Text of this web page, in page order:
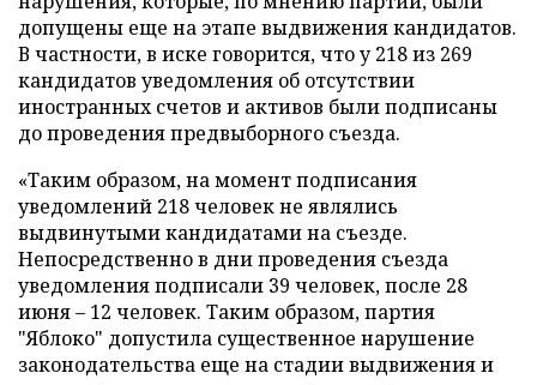
допущены еще на этапе выдвижения кандидатов.
В частности, в иске говорится, что у 218 из 269
кандидатов уведомления об отсутствии
иностранных счетов и активов были подписаны
до проведения предвыборного съезда.
«Таким образом, на момент подписания
уведомлений 218 человек не являлись
выдвинутыми кандидатами на съезде.
Непосредственно в дни проведения съезда
уведомления подписали 39 человек, после 28
июня – 12 человек. Таким образом, партия
"Яблоко" допустила существенное нарушение
законодательства еще на стадии выдвижения и